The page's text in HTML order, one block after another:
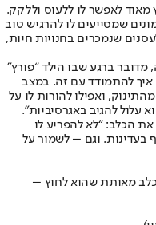
מאוד לאפשר לו ללעוס וללקק.
שמסייעים לו להרגיש טוב
שנמכרים בחנויות חיות,
מדובר ברגע שבו הילד “פורץ”
איך להתמודד עם זה. במצב
ואפילו להורות לו על
עלול להגיב באגרסיביות”.
הכלב: “לא להפריע לו
בעדינות. וגם – לשמור על
מאותת שהוא לחוץ –